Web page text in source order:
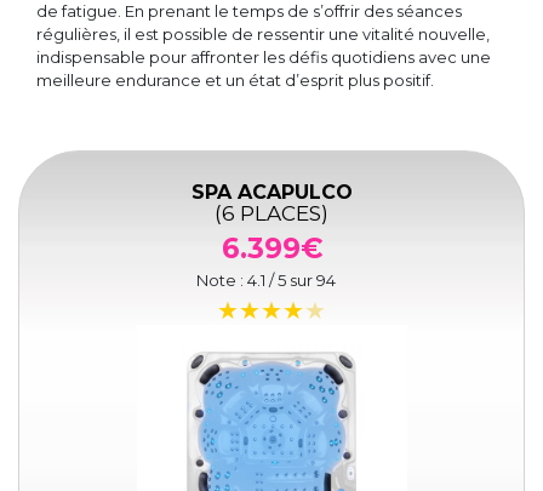
de fatigue. En prenant le temps de s’offrir des séances
régulières, il est possible de ressentir une vitalité nouvelle,
indispensable pour affronter les défis quotidiens avec une
meilleure endurance et un état d’esprit plus positif.
SPA ACAPULCO
(6 PLACES)
6.399€
Note : 4.1 / 5 sur94